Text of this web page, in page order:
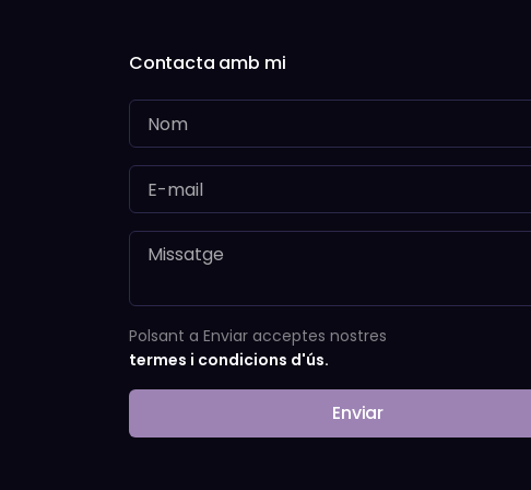
Contacta amb mi
Polsant a Enviar acceptes nostres
termes i condicions d'ús.
Enviar